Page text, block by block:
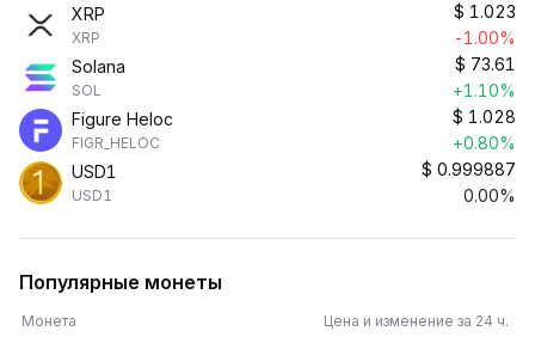
XRP
XRP
$ 1.023
-1.00%
Solana
SOL
$ 73.61
+1.10%
Figure Heloc
FIGR_HELOC
$ 1.028
+0.80%
USD1
USD1
$ 0.999887
0.00%
Популярные монеты
Монета Цена и изменение за 24 ч.